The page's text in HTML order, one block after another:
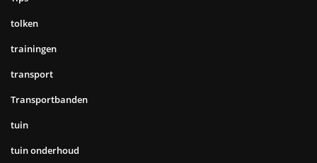
tolken
trainingen
transport
Transportbanden
tuin
tuin onderhoud